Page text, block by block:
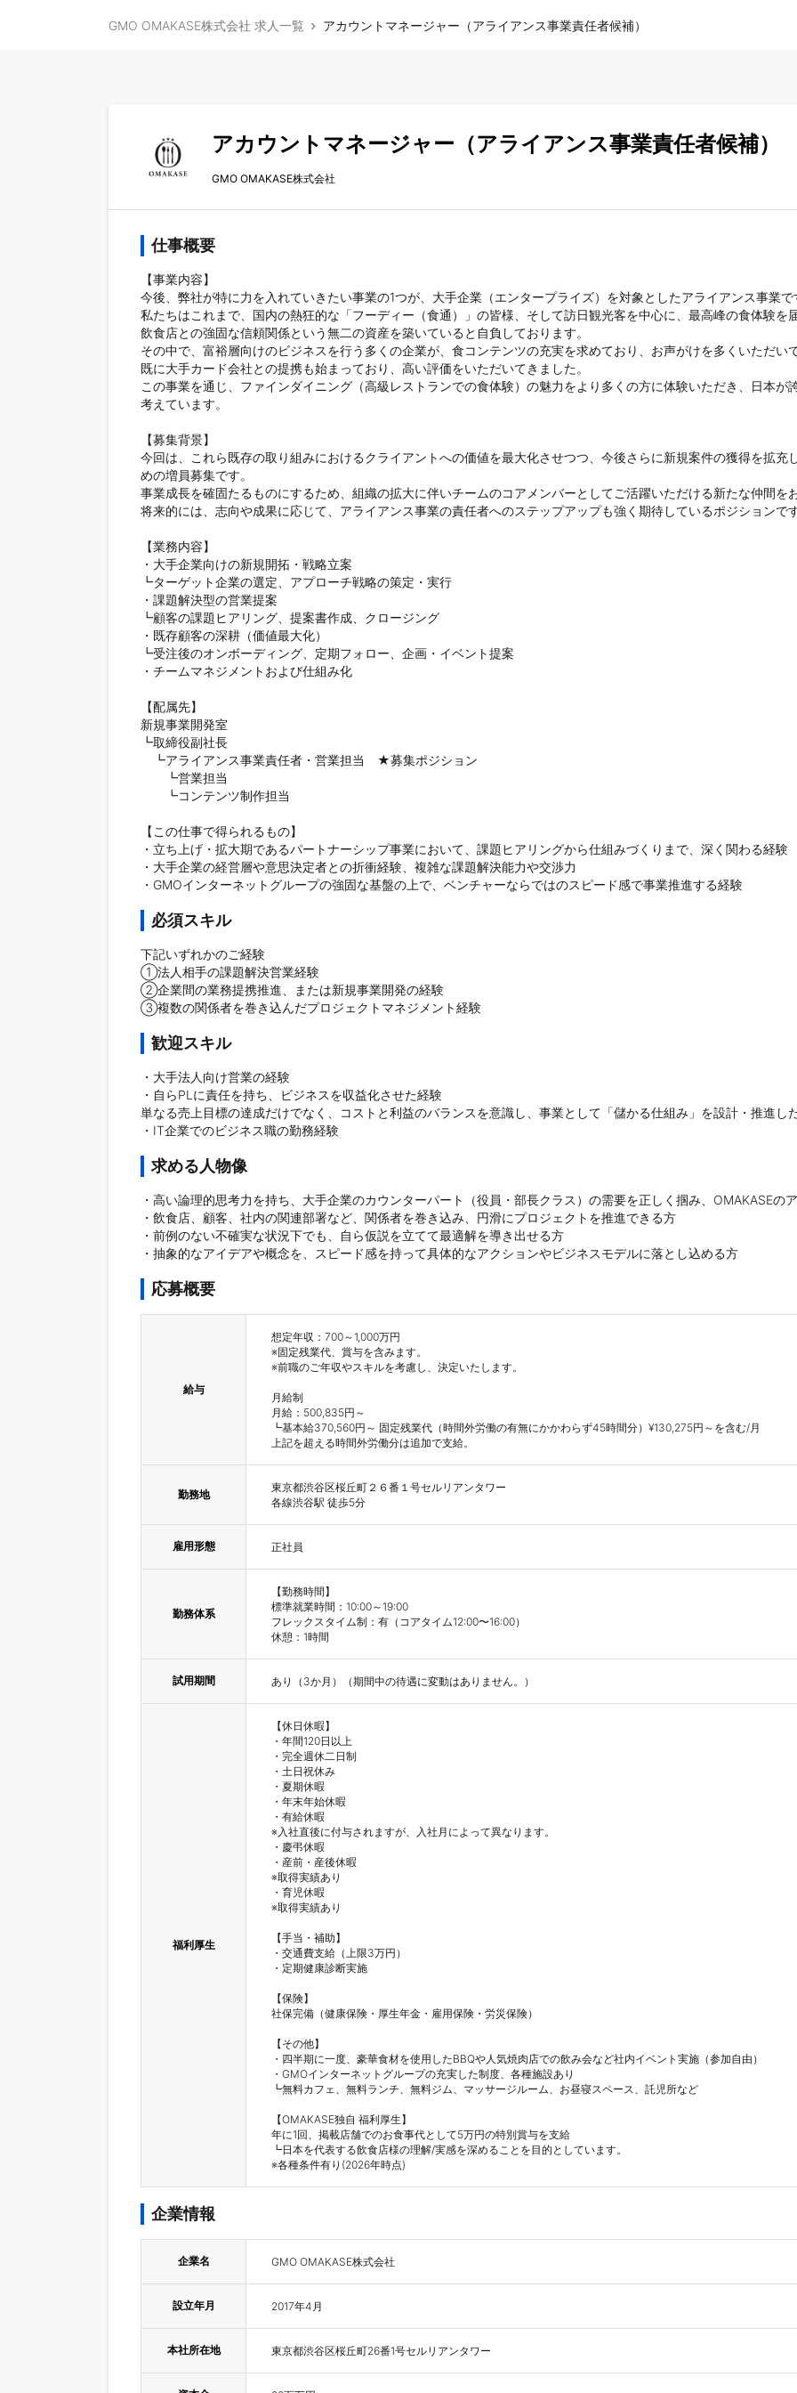
GMO OMAKASE株式会社 求人一覧 アカウントマネージャー（アライアンス事業責任者候補）
アカウントマネージャー（アライアンス事業責任者候補）
GMO OMAKASE株式会社
仕事概要
【事業内容】
今後、弊社が特に力を入れていきたい事業の1つが、大手企業（エンタープライズ）を対象としたアライアンス事業で
私たちはこれまで、国内の熱狂的な「フーディー（食通）」の皆様、そして訪日観光客を中心に、最高峰の食体験を
飲食店との強固な信頼関係という無二の資産を築いていると自負しております。
その中で、富裕層向けのビジネスを行う多くの企業が、食コンテンツの充実を求めており、お声がけを多くいただい
既に大手カード会社との提携も始まっており、高い評価をいただいてきました。
この事業を通じ、ファインダイニング（高級レストランでの食体験）の魅力をより多くの方に体験いただき、日本
考えています。
【募集背景】
今回は、これら既存の取り組みにおけるクライアントへの価値を最大化させつつ、今後さらに新規案件の獲得を拡充
めの増員募集です。
事業成長を確固たるものにするため、組織の拡大に伴いチームのコアメンバーとしてご活躍いただける新たな仲間を
将来的には、志向や成果に応じて、アライアンス事業の責任者へのステップアップも強く期待しているポジションで
【業務内容】
・大手企業向けの新規開拓・戦略立案
┗ターゲット企業の選定、アプローチ戦略の策定・実行
・課題解決型の営業提案
┗顧客の課題ヒアリング、提案書作成、クロージング
・既存顧客の深耕（価値最大化）
┗受注後のオンボーディング、定期フォロー、企画・イベント提案
・チームマネジメントおよび仕組み化
【配属先】
新規事業開発室
┗取締役副社長
┗アライアンス事業責任者・営業担当　★募集ポジション
┗営業担当
┗コンテンツ制作担当
【この仕事で得られるもの】
・立ち上げ・拡大期であるパートナーシップ事業において、課題ヒアリングから仕組みづくりまで、深く関わる経験
・大手企業の経営層や意思決定者との折衝経験、複雑な課題解決能力や交渉力
・GMOインターネットグループの強固な基盤の上で、ベンチャーならではのスピード感で事業推進する経験
必須スキル
下記いずれかのご経験
①法人相手の課題解決営業経験
②企業間の業務提携推進、または新規事業開発の経験
③複数の関係者を巻き込んだプロジェクトマネジメント経験
歓迎スキル
・大手法人向け営業の経験
・自らPLに責任を持ち、ビジネスを収益化させた経験
単なる売上目標の達成だけでなく、コストと利益のバランスを意識し、事業として「儲かる仕組み」を設計・推進し
・IT企業でのビジネス職の勤務経験
求める人物像
・高い論理的思考力を持ち、大手企業のカウンターパート（役員・部長クラス）の需要を正しく掴み、OMAKASEの
・飲食店、顧客、社内の関連部署など、関係者を巻き込み、円滑にプロジェクトを推進できる方
・前例のない不確実な状況下でも、自ら仮説を立てて最適解を導き出せる方
・抽象的なアイデアや概念を、スピード感を持って具体的なアクションやビジネスモデルに落とし込める方
応募概要
給与
想定年収：700～1,000万円
※固定残業代、賞与を含みます。
※前職のご年収やスキルを考慮し、決定いたします。
月給制
月給：500,835円～
┗基本給370,560円～ 固定残業代（時間外労働の有無にかかわらず45時間分）¥130,275円～を含む/月
上記を超える時間外労働分は追加で支給。
勤務地
東京都渋谷区桜丘町２６番１号セルリアンタワー
各線渋谷駅 徒歩5分
雇用形態 正社員
勤務体系
【勤務時間】
標準就業時間：10:00～19:00
フレックスタイム制：有（コアタイム12:00〜16:00）
休憩：1時間
試用期間 あり（3か月）（期間中の待遇に変動はありません。）
福利厚生
【休日休暇】
・年間120日以上
・完全週休二日制
・土日祝休み
・夏期休暇
・年末年始休暇
・有給休暇
※入社直後に付与されますが、入社月によって異なります。
・慶弔休暇
・産前・産後休暇
※取得実績あり
・育児休暇
※取得実績あり
【手当・補助】
・交通費支給（上限3万円）
・定期健康診断実施
【保険】
社保完備（健康保険・厚生年金・雇用保険・労災保険）
【その他】
・四半期に一度、豪華食材を使用したBBQや人気焼肉店での飲み会など社内イベント実施（参加自由）
・GMOインターネットグループの充実した制度、各種施設あり
┗無料カフェ、無料ランチ、無料ジム、マッサージルーム、お昼寝スペース、託児所など
【OMAKASE独自 福利厚生】
年に1回、掲載店舗でのお食事代として5万円の特別賞与を支給
┗日本を代表する飲食店様の理解/実感を深めることを目的としています。
※各種条件有り(2026年時点)
企業情報
企業名 GMO OMAKASE株式会社
設立年月 2017年4月
本社所在地 東京都渋谷区桜丘町26番1号セルリアンタワー